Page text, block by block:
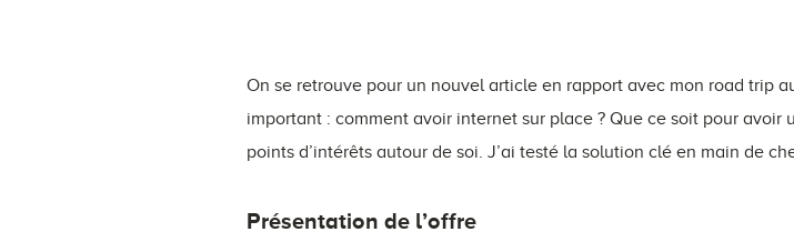
On se retrouve pour un nouvel article en rapport avec mon road trip
important : comment avoir internet sur place ? Que ce soit pour avoir
points d’intérêts autour de soi. J’ai testé la solution clé en main de
Présentation de l’offre